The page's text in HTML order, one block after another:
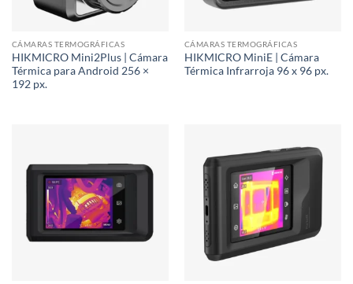
CÁMARAS TERMOGRÁFICAS
HIKMICRO Mini2Plus | Cámara
Térmica para Android 256 ×
192 px.
CÁMARAS TERMOGRÁFICAS
HIKMICRO MiniE | Cámara
Térmica Infrarroja 96 x 96 px.